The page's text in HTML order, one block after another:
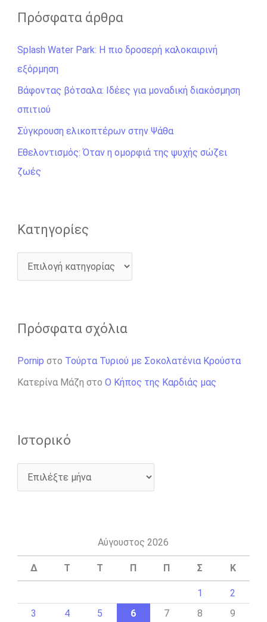
ζ
τ
η
σ
η
γ
ι
α
Πρόσφατα άρθρα
Splash Water Park: Η πιο δροσερή καλοκαιρινή
εξόρμηση
Βάφοντας βότσαλα: Ιδέες για μοναδική διακόσμηση
σπιτιού
Σύγκρουση ελικοπτέρων στην Ψάθα
Εθελοντισμός: Όταν η ομορφιά της ψυχής σώζει
ζωές
Kατηγορίες
Πρόσφατα σχόλια
Pornip στο Τούρτα Τυριού με Σοκολατένια Κρούστα
Κατερίνα Μάζη στο Ο Κήπος της Καρδιάς μας
Ιστορικό
Αύγουστος 2026
Δ Τ Τ Π Π Σ Κ
1
2
3
4 5 6 7 8 9